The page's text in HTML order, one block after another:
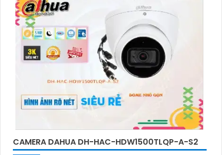
CAMERA DAHUA DH-HAC-HDW1500TLQP-A-S2